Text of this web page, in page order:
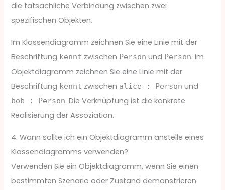
die tatsächliche Verbindung zwischen zwei
spezifischen Objekten.
Im Klassendiagramm zeichnen Sie eine Linie mit der
Beschriftung kennt zwischen Person und Person. Im
Objektdiagramm zeichnen Sie eine Linie mit der
Beschriftung kennt zwischen alice : Person und
bob : Person. Die Verknüpfung ist die konkrete
Realisierung der Assoziation.
4. Wann sollte ich ein Objektdiagramm anstelle eines
Klassendiagramms verwenden?
Verwenden Sie ein Objektdiagramm, wenn Sie einen
bestimmten Szenario oder Zustand demonstrieren